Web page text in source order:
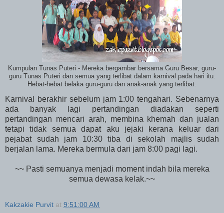
Kumpulan Tunas Puteri - Mereka bergambar bersama Guru Besar, guru-
guru Tunas Puteri dan semua yang terlibat dalam karnival pada hari itu.
Hebat-hebat belaka guru-guru dan anak-anak yang terlibat.
Karnival berakhir sebelum jam 1:00 tengahari. Sebenarnya
ada banyak lagi pertandingan diadakan seperti
pertandingan mencari arah, membina khemah dan jualan
tetapi tidak semua dapat aku jejaki kerana keluar dari
pejabat sudah jam 10:30 tiba di sekolah majlis sudah
berjalan lama. Mereka bermula dari jam 8:00 pagi lagi.
~~ Pasti semuanya menjadi moment indah bila mereka
semua dewasa kelak.~~
Kakzakie Purvit at 9:51:00 AM